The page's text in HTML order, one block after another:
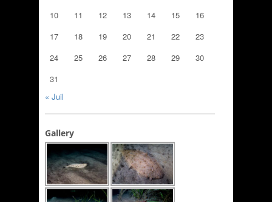
10
11 12 13 14 15
16
17
18 19 20 21 22
23
24
25 26 27 28 29
30
31
« Juil
Gallery